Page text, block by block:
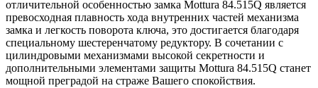
отличительной особенностью замка Mottura 84.515Q является
превосходная плавность хода внутренних частей механизма
замка и легкость поворота ключа, это достигается благодаря
специальному шестеренчатому редуктору. В сочетании с
цилиндровыми механизмами высокой секретности и
дополнительными элементами защиты Mottura 84.515Q станет
мощной преградой на страже Вашего спокойствия.